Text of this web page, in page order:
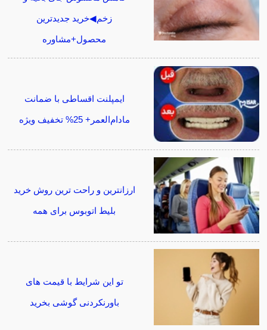
زخم◀خرید جدیدترین
محصول+مشاوره
ایمپلنت اقساطی با ضمانت
مادام‌العمر+ 25% تخفیف ویژه
ارزانترین و راحت ترین روش خرید
بلیط اتوبوس برای همه
تو این شرایط با قیمت های
باورنکردنی گوشی بخرید